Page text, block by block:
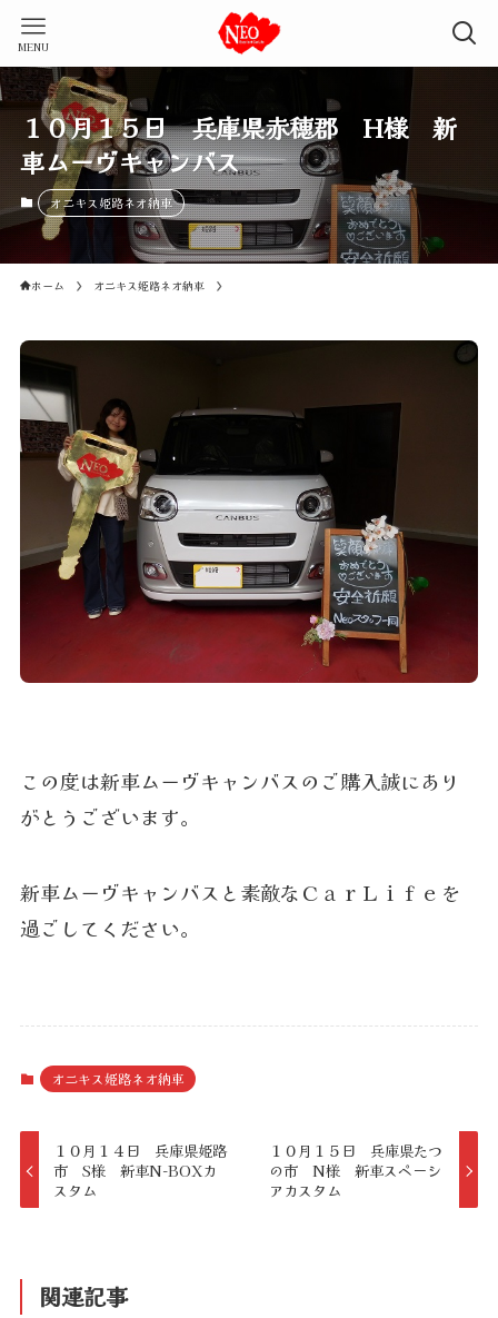
MENU
１０月１５日 兵庫県赤穂郡 H様 新
車ムーヴキャンバス
オニキス姫路ネオ納車
ホーム オニキス姫路ネオ納車
この度は新車ムーヴキャンバスのご購入誠にあり
がとうございます。
新車ムーヴキャンバスと素敵なＣａｒＬｉｆｅを
過ごしてください。
オニキス姫路ネオ納車
１０月１４日 兵庫県姫路
市 S様 新車N-BOXカ
スタム
１０月１５日 兵庫県たつ
の市 N様 新車スペーシ
アカスタム
関連記事